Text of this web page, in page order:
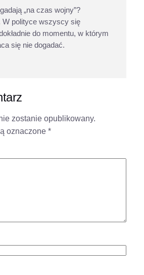
„na czas wojny”?
W polityce wszyscy się
do momentu, w którym
się nie dogadać.
zostanie opublikowany.
oznaczone *